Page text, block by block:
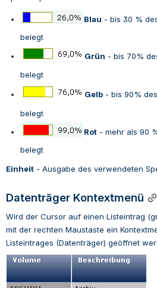
Blau - bis 30 %
belegt
Grün - bis 70%
belegt
Gelb - bis 90%
belegt
Rot - mehr als 90
belegt
Einheit - Ausgabe des verwendeten
Datenträger Kontextmenü
Wird der Cursor auf einen Listeintrag
mit der rechten Maustaste ein
Listeintrages (Datenträger) geöffnet